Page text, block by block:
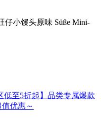
仔小馒头原味 Süße Mini-
低至5折起】品类专属爆款
优惠～